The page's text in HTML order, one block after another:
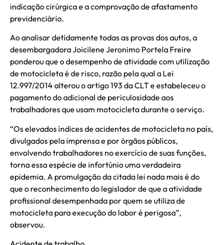
indicação cirúrgica e a comprovação de afastamento
previdenciário.
Ao analisar detidamente todas as provas dos autos, a
desembargadora Joicilene Jeronimo Portela Freire
ponderou que o desempenho de atividade com utilização
de motocicleta é de risco, razão pela qual a Lei
12.997/2014 alterou o artigo 193 da CLT e estabeleceu o
pagamento do adicional de periculosidade aos
trabalhadores que usam motocicleta durante o serviço.
“Os elevados índices de acidentes de motocicleta no país,
divulgados pela imprensa e por órgãos públicos,
envolvendo trabalhadores no exercício de suas funções,
torna essa espécie de infortúnio uma verdadeira
epidemia. A promulgação da citada lei nada mais é do
que o reconhecimento do legislador de que a atividade
profissional desempenhada por quem se utiliza de
motocicleta para execução do labor é perigosa”,
observou.